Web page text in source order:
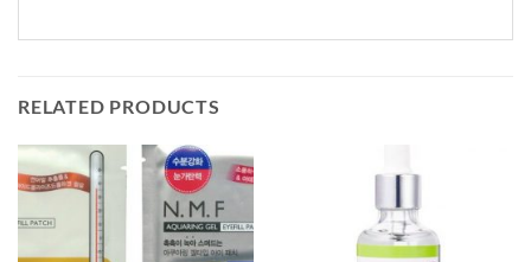
RELATED PRODUCTS